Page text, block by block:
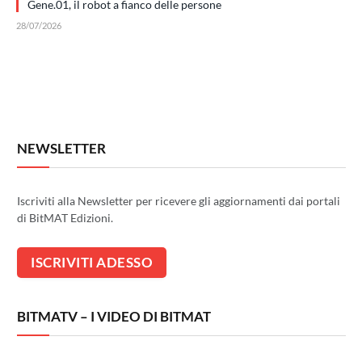
Gene.01, il robot a fianco delle persone
28/07/2026
NEWSLETTER
Iscriviti alla Newsletter per ricevere gli aggiornamenti dai portali
di BitMAT Edizioni.
BITMATV – I VIDEO DI BITMAT